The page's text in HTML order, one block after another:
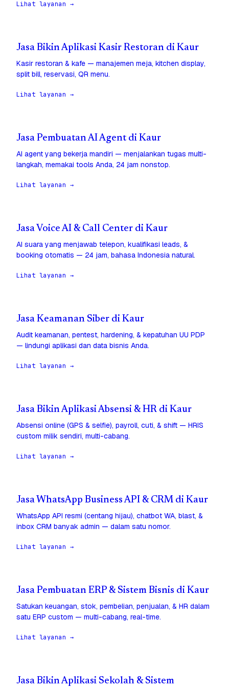
Lihat layanan →
Jasa Bikin Aplikasi Kasir Restoran di Kaur
Kasir restoran & kafe — manajemen meja, kitchen display,
split bill, reservasi, QR menu.
Lihat layanan →
Jasa Pembuatan AI Agent di Kaur
AI agent yang bekerja mandiri — menjalankan tugas multi-
langkah, memakai tools Anda, 24 jam nonstop.
Lihat layanan →
Jasa Voice AI & Call Center di Kaur
AI suara yang menjawab telepon, kualifikasi leads, &
booking otomatis — 24 jam, bahasa Indonesia natural.
Lihat layanan →
Jasa Keamanan Siber di Kaur
Audit keamanan, pentest, hardening, & kepatuhan UU PDP
— lindungi aplikasi dan data bisnis Anda.
Lihat layanan →
Jasa Bikin Aplikasi Absensi & HR di Kaur
Absensi online (GPS & selfie), payroll, cuti, & shift — HRIS
custom milik sendiri, multi-cabang.
Lihat layanan →
Jasa WhatsApp Business API & CRM di Kaur
WhatsApp API resmi (centang hijau), chatbot WA, blast, &
inbox CRM banyak admin — dalam satu nomor.
Lihat layanan →
Jasa Pembuatan ERP & Sistem Bisnis di Kaur
Satukan keuangan, stok, pembelian, penjualan, & HR dalam
satu ERP custom — multi-cabang, real-time.
Lihat layanan →
Jasa Bikin Aplikasi Sekolah & Sistem